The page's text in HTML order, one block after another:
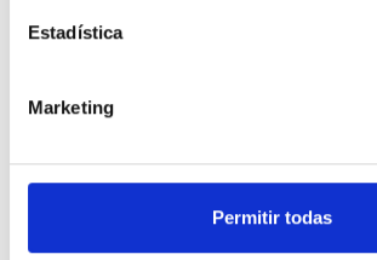
Estadística
Marketing
Permitir todas
Blog
Productos y servicios